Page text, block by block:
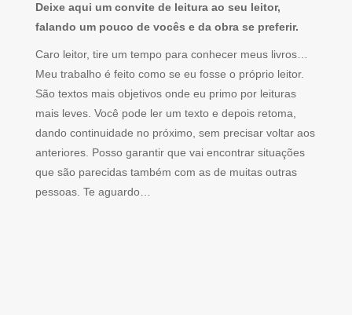
Deixe aqui um convite de leitura ao seu leitor,
falando um pouco de vocês e da obra se preferir.
Caro leitor, tire um tempo para conhecer meus livros…
Meu trabalho é feito como se eu fosse o próprio leitor.
São textos mais objetivos onde eu primo por leituras
mais leves. Você pode ler um texto e depois retoma,
dando continuidade no próximo, sem precisar voltar aos
anteriores. Posso garantir que vai encontrar situações
que são parecidas também com as de muitas outras
pessoas. Te aguardo…